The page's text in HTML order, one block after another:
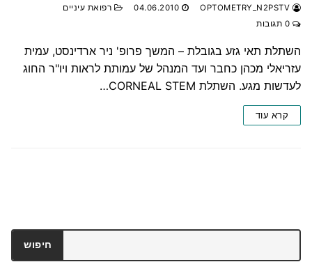
04.06.2010
רפואת עיניים
השתלת תאי גזע בגובלת – המשך פרופ' ניר ארדינסט, עמית
עזריאלי מכהן כחבר ועד המנהל של עמותת לראות ויו"ר החוג
לעדשות מגע. השתלת CORNEAL STEM…
קרא עוד
חיפוש